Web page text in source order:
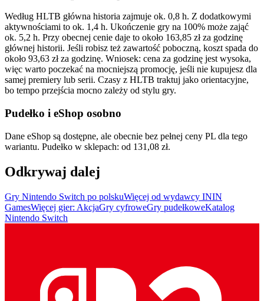
Według HLTB główna historia zajmuje ok. 0,8 h. Z dodatkowymi
aktywnościami to ok. 1,4 h. Ukończenie gry na 100% może zająć
ok. 5,2 h. Przy obecnej cenie daje to około 163,85 zł za godzinę
głównej historii. Jeśli robisz też zawartość poboczną, koszt spada do
około 93,63 zł za godzinę. Wniosek: cena za godzinę jest wysoka,
więc warto poczekać na mocniejszą promocję, jeśli nie kupujesz dla
samej premiery lub serii. Czasy z HLTB traktuj jako orientacyjne,
bo tempo przejścia mocno zależy od stylu gry.
Pudełko i eShop osobno
Dane eShop są dostępne, ale obecnie bez pełnej ceny PL dla tego
wariantu. Pudełko w sklepach: od 131,08 zł.
Odkrywaj dalej
Gry Nintendo Switch po polskuWięcej od wydawcy ININ
GamesWięcej gier: AkcjaGry cyfroweGry pudełkoweKatalog
Nintendo Switch